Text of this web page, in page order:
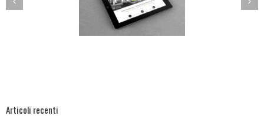
Ornare Turpis
Mauris Fringilla
Articoli recenti